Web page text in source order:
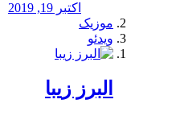
اکتبر 19, 2019
موزیک
ویدئو
البرز زیبا